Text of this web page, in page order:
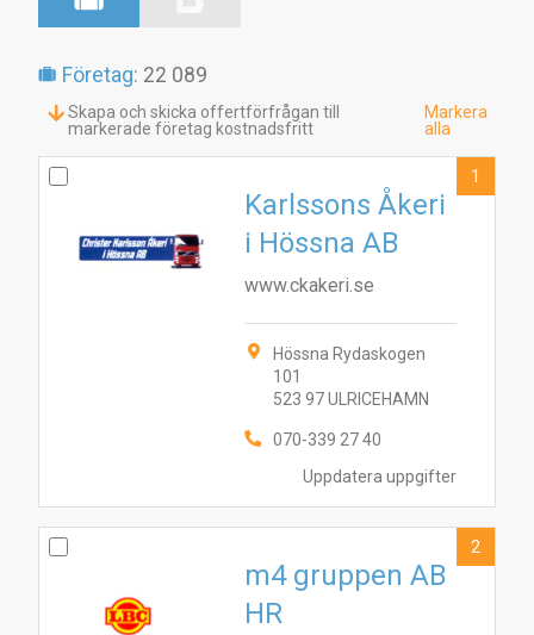
Företag: 22 089
Skapa och skicka offertförfrågan till
markerade företag kostnadsfritt
Markera
alla
Uppdatera uppgifter
Karlssons Åkeri
i Hössna AB
www.ckakeri.se
Hössna Rydaskogen
101
523 97 ULRICEHAMN
070-339 27 40
1
m4 gruppen AB
HR
2